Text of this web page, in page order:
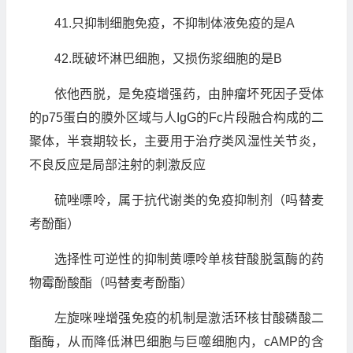
41.只抑制细胞免疫，不抑制体液免疫的是A
42.既破坏淋巴细胞，又损伤浆细胞的是B
依他西脱，是免疫增强药，由肿瘤坏死因子受体
的p75蛋白的膜外区域与人IgG的Fc片段融合构成的二
聚体，半衰期较长，主要用于治疗类风湿性关节炎，
不良反应是局部注射的刺激反应
硫唑嘌呤，属于抗代谢类的免疫抑制剂（吗替麦
考酚酯）
选择性可逆性的抑制黄嘌呤单核苷酸脱氢酶的药
物霉酚酸酯（吗替麦考酚酯）
左旋咪唑增强免疫的机制是激活环核甘酸磷酸二
酯酶，从而降低淋巴细胞与巨噬细胞内，cAMP的含